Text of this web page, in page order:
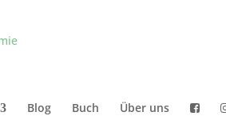
Blog Buch Über uns